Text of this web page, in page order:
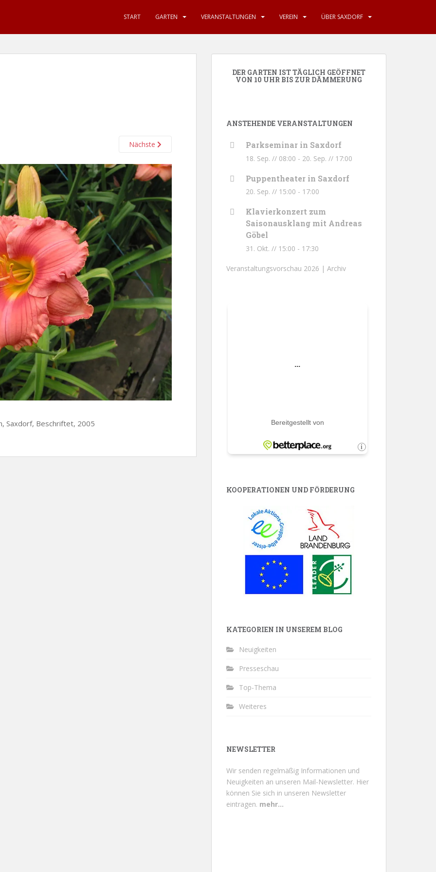
START GARTEN VERANSTALTUNGEN VEREIN ÜBER SAXDORF
Nächste
Saxdorf, Beschriftet, 2005
DER GARTEN IST TÄGLICH GEÖFFNET
VON 10 UHR BIS ZUR DÄMMERUNG
ANSTEHENDE VERANSTALTUNGEN
Parkseminar in Saxdorf
18. Sep. // 08:00 - 20. Sep. // 17:00
Puppentheater in Saxdorf
20. Sep. // 15:00 - 17:00
Klavierkonzert zum
Saisonausklang mit Andreas
Göbel
31. Okt. // 15:00 - 17:30
Veranstaltungsvorschau 2026 | Archiv
KOOPERATIONEN UND FÖRDERUNG
KATEGORIEN IN UNSEREM BLOG
Neuigkeiten
Presseschau
Top-Thema
Weiteres
NEWSLETTER
Wir senden regelmäßig Informationen und
Neuigkeiten an unseren Mail-Newsletter. Hier
können Sie sich in unseren Newsletter
eintragen. mehr...